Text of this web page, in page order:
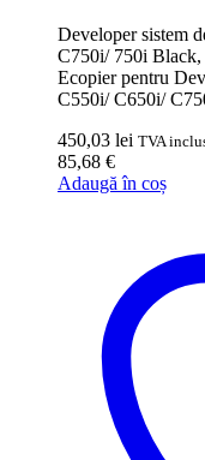
Developer sistem
C750i/ 750i
Ecopier pentru
C550i/ C650i/
450,03 lei TVA
85,68 €
Adaugă în coș